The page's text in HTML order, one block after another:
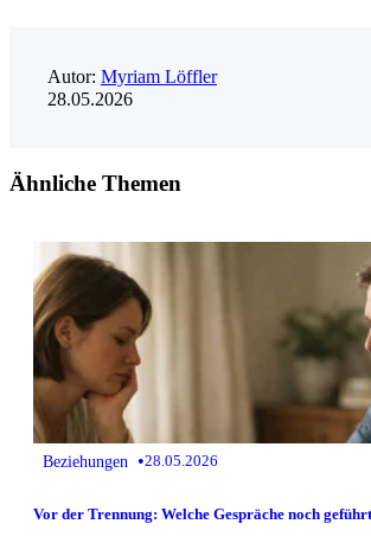
Autor: Myriam Löffler
28.05.2026
Ähnliche Themen
Beziehungen •28.05.2026
Vor der Trennung: Welche Gespräche noch